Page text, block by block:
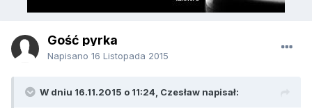
Gość pyrka
Napisano 16 Listopada 2015
W dniu 16.11.2015 o 11:24, Czesław napisał: